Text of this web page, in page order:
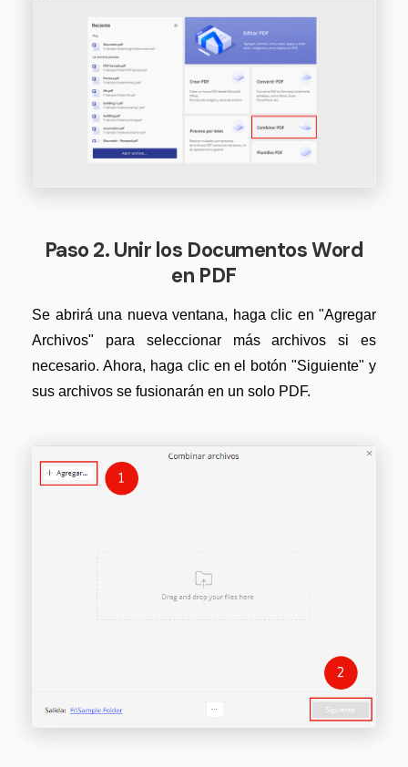
Plantillas de PDF gratuitas
Edita y personaliza plantillas gratuitas.
Descuento educativo
Adquiere PDFelement con descuento académico.
Actualizar a PDFelement V12.
Paso 2. Unir los Documentos Word
en PDF
Se abrirá una nueva ventana, haga clic en "Agregar
Archivos" para seleccionar más archivos si es
necesario. Ahora, haga clic en el botón "Siguiente" y
sus archivos se fusionarán en un solo PDF.